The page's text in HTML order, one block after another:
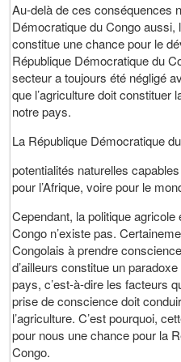
Au-delà de ces conséquences
Démocratique du Congo
constitue une chance pour le
République Démocratique du
secteur a toujours été négligé
que l’agriculture doit constituer
notre pays.
La République Démocratique
potentialités naturelles
pour l’Afrique, voire pour le
Cependant, la politique
Congo n’existe pas.
Congolais à prendre
d’ailleurs constitue un
pays, c’est-à-dire les facteurs
prise de conscience doit
l’agriculture. C’est pourquoi,
pour nous une chance pour la
Congo.